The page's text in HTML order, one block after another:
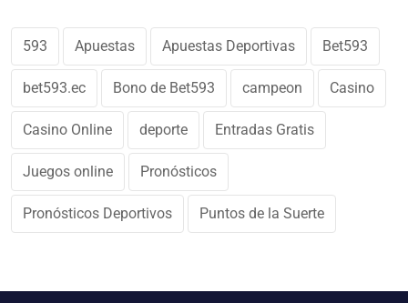
593 Apuestas Apuestas Deportivas Bet593
bet593.ec Bono de Bet593 campeon Casino
Casino Online deporte Entradas Gratis
Juegos online Pronósticos
Pronósticos Deportivos Puntos de la Suerte